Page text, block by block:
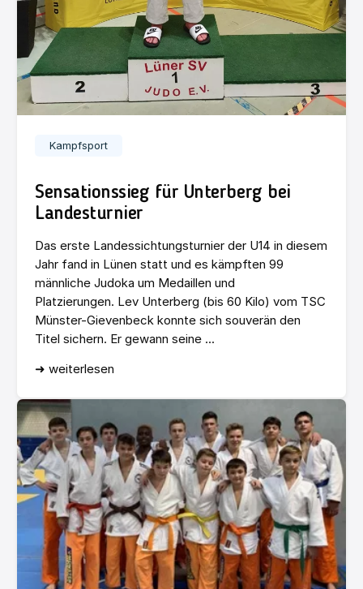
Kampfsport
Sensationssieg für Unterberg bei
Landesturnier
Das erste Landessichtungsturnier der U14 in diesem
Jahr fand in Lünen statt und es kämpften 99
männliche Judoka um Medaillen und
Platzierungen. Lev Unterberg (bis 60 Kilo) vom TSC
Münster-Gievenbeck konnte sich souverän den
Titel sichern. Er gewann seine ...
➜ weiterlesen